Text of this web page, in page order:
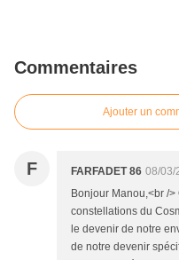
Commentaires
Ajouter un
F FARFADET 86 08/03/
Bonjour Manou,<br /
constellations du
le devenir de notre
de notre devenir